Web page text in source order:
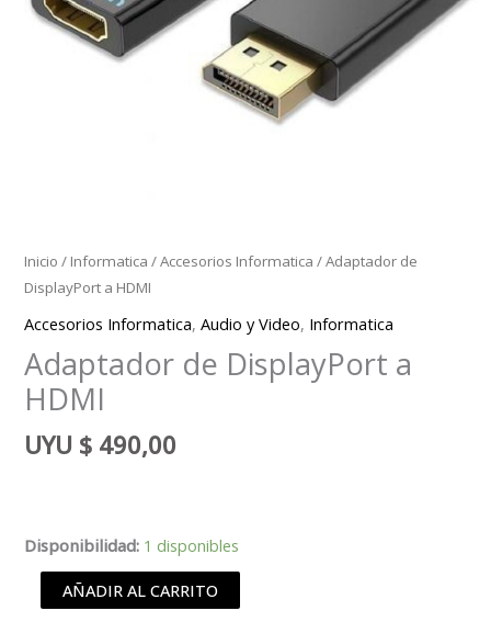
Inicio / Informatica /Accesorios Informatica / Adaptador de
DisplayPort a HDMI
Accesorios Informatica,Audio y Video, Informatica
Adaptador de DisplayPort a
HDMI
UYU $ 490,00
Disponibilidad: 1 disponibles
Adaptador
de
AÑADIR AL CARRITO